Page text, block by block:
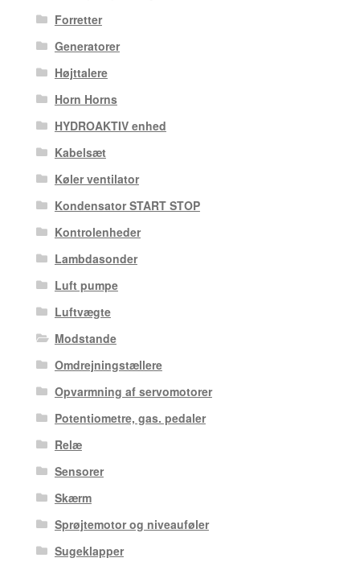
Forretter
Generatorer
Højttalere
Horn Horns
HYDROAKTIV enhed
Kabelsæt
Køler ventilator
Kondensator START STOP
Kontrolenheder
Lambdasonder
Luft pumpe
Luftvægte
Modstande
Omdrejningstællere
Opvarmning af servomotorer
Potentiometre, gas. pedaler
Relæ
Sensorer
Skærm
Sprøjtemotor og niveauføler
Sugeklapper